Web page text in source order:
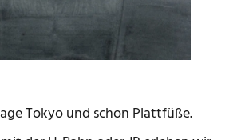
Tokyo und schon Plattfüße.